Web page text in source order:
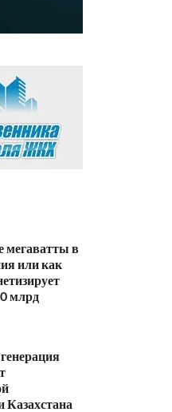
мегаватты в
или как
млрд
Казахстана